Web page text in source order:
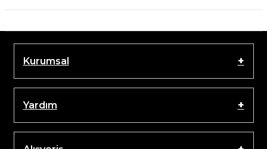
Kurumsal
Yardım